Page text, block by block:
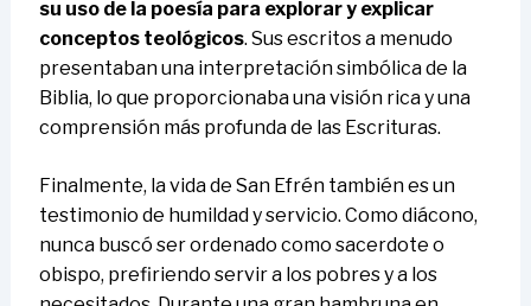
su uso de la poesía para explorar y explicar
conceptos teológicos. Sus escritos a menudo
presentaban una interpretación simbólica de la
Biblia, lo que proporcionaba una visión rica y una
comprensión más profunda de las Escrituras.
Finalmente, la vida de San Efrén también es un
testimonio de humildad y servicio. Como diácono,
nunca buscó ser ordenado como sacerdote o
obispo, prefiriendo servir a los pobres y a los